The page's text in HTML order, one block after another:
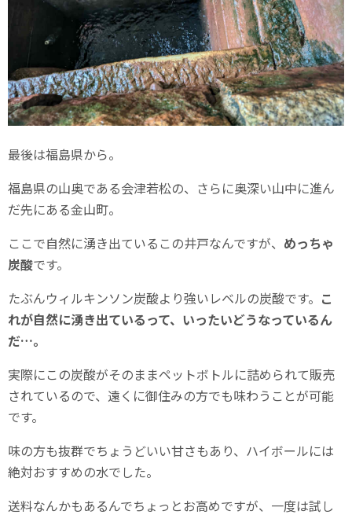
最後は福島県から。
福島県の山奥である会津若松の、さらに奥深い山中に進ん
だ先にある金山町。
ここで自然に湧き出ているこの井戸なんですが、 めっちゃ
炭酸です。
たぶんウィルキンソン炭酸より強いレベルの炭酸です。 こ
れが自然に湧き出ているって、いったいどうなっているん
だ…。
実際にこの炭酸がそのままペットボトルに詰められて販売
されているので、遠くに御住みの方でも味わうことが可能
です。
味の方も抜群でちょうどいい甘さもあり、ハイボールには
絶対おすすめの水でした。
送料なんかもあるんでちょっとお高めですが、一度は試し